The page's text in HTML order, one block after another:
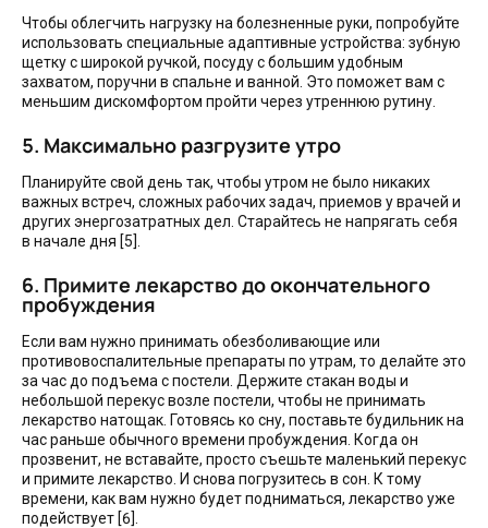
Чтобы облегчить нагрузку на болезненные руки, попробуйте
использовать специальные адаптивные устройства: зубную
щетку с широкой ручкой, посуду с большим удобным
захватом, поручни в спальне и ванной. Это поможет вам с
меньшим дискомфортом пройти через утреннюю рутину.
5. Максимально разгрузите утро
Планируйте свой день так, чтобы утром не было никаких
важных встреч, сложных рабочих задач, приемов у врачей и
других энергозатратных дел. Старайтесь не напрягать себя
в начале дня [5].
6. Примите лекарство до окончательного
пробуждения
Если вам нужно принимать обезболивающие или
противовоспалительные препараты по утрам, то делайте это
за час до подъема с постели. Держите стакан воды и
небольшой перекус возле постели, чтобы не принимать
лекарство натощак. Готовясь ко сну, поставьте будильник на
час раньше обычного времени пробуждения. Когда он
прозвенит, не вставайте, просто съешьте маленький перекус
и примите лекарство. И снова погрузитесь в сон. К тому
времени, как вам нужно будет подниматься, лекарство уже
подействует [6].